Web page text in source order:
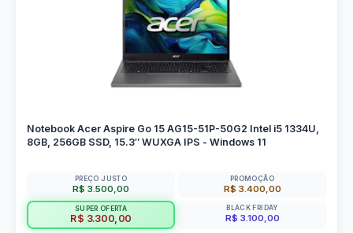
Notebook Acer Aspire Go 15 AG15-51P-50G2 Intel i5 1334U,
8GB, 256GB SSD, 15.3″ WUXGA IPS - Windows 11
PREÇO JUSTO
R$ 3.500,00
PROMOÇÃO
R$ 3.400,00
SUPER OFERTA
R$ 3.300,00
BLACK FRIDAY
R$ 3.100,00